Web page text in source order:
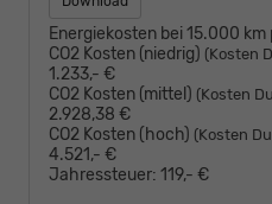
Energiekosten bei 15.000
CO2 Kosten (niedrig) (Kosten
1.233,- €
CO2 Kosten (mittel) (Kosten
2.928,38 €
CO2 Kosten (hoch) (Kosten
4.521,- €
Jahressteuer: 119,- €